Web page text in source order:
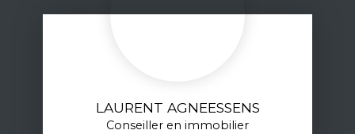
LAURENT AGNEESSENS
Conseiller en immobilier